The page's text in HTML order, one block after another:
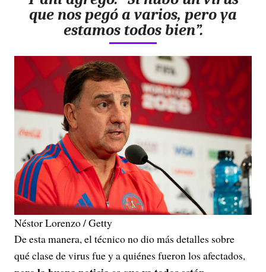
que nos pegó a varios, pero ya
estamos todos bien”.
Néstor Lorenzo / Getty
De esta manera, el técnico no dio más detalles sobre
qué clase de virus fue y a quiénes fueron los afectados,